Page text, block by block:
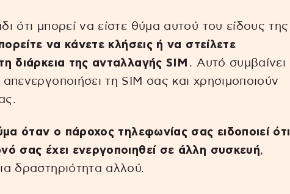
ότι μπορεί να είστε θύμα αυτού του είδους της
να κάνετε κλήσεις ή να στείλετε
διάρκεια της ανταλλαγής SIM . Αυτό συμβαίνει
τη SIM σας και χρησιμοποιούν
όταν ο πάροχος τηλεφωνίας σας ειδοποιεί ότι
σας έχει ενεργοποιηθεί σε άλλη συσκευή,
δραστηριότητα αλλού.